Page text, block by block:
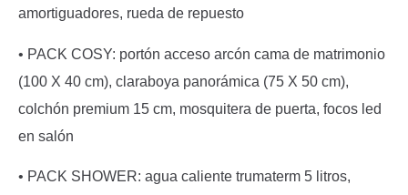
amortiguadores, rueda de repuesto
• PACK COSY: portón acceso arcón cama de matrimonio
(100 X 40 cm), claraboya panorámica (75 X 50 cm),
colchón premium 15 cm, mosquitera de puerta, focos led
en salón
• PACK SHOWER: agua caliente trumaterm 5 litros,